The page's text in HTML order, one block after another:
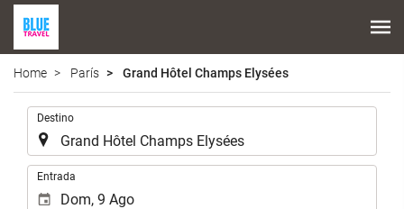
Home París Grand Hôtel Champs Elysées
Destino
Entrada